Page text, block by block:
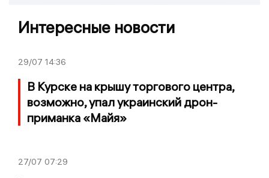
Интересные новости
29/07 14:36
В Курске на крышу торгового центра,
возможно, упал украинский дрон-
приманка «Майя»
27/07 07:29